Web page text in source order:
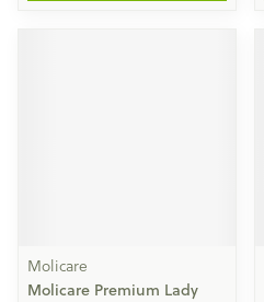
Molicare
Molicare Premium Lady